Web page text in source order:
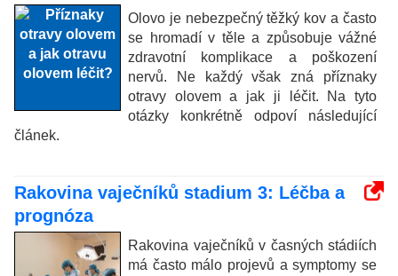
Olovo je nebezpečný těžký kov a často
se hromadí v těle a způsobuje vážné
zdravotní komplikace a poškození
nervů. Ne každý však zná příznaky
otravy olovem a jak ji léčit. Na tyto
otázky konkrétně odpoví následující
článek.
Rakovina vaječníků stadium 3: Léčba a
prognóza
Rakovina vaječníků v časných stádiích
má často málo projevů a symptomy se